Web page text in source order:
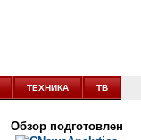
новых
ТЕХНИКА ТВ
Обзор подготовлен